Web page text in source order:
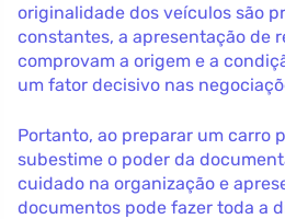
originalidade dos veículos são
constantes, a apresentação de
comprovam a origem e a
um fator decisivo nas
Portanto, ao preparar um carro
subestime o poder da
cuidado na organização e
documentos pode fazer toda a